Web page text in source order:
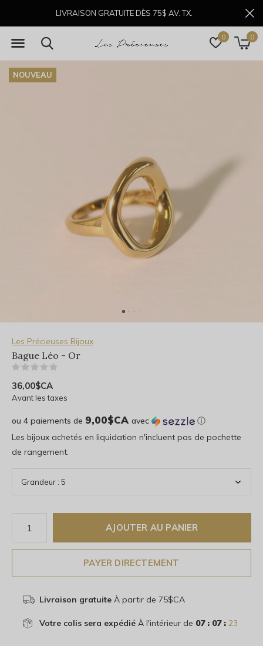
0 0
LIVRAISON GRATUITE DÈS 75$ AV. TX.
NOUVEAU
Les Précieuses Bijoux
Bague Léo - Or
36,00$CA
Avant les taxes
ou 4 paiements de 9,00$CA avec
ⓘ
Les bijoux achetés en liquidation n'incluent pas de pochette
de rangement.
AJOUTER AU PANIER
PAYER DIRECTEMENT
Livraison gratuiteÀ partir de 75$CA
Votre colis sera expédiéÀ l'intérieur de 07 : 07 : 22